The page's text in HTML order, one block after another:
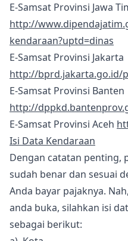
E-Samsat Provinsi Jawa
http://
kendaraan?uptd=dinas
E-Samsat Provinsi Jakarta
http://bprd.jakarta.go.id/
E-Samsat Provinsi Banten
http://
E-Samsat Provinsi Aceh
Isi Data Kendaraan
Dengan catatan penting,
sudah benar dan sesuai
Anda bayar pajaknya.
anda buka, silahkan isi
sebagai berikut: